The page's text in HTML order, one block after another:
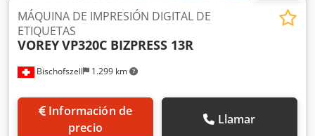
Bischofszell 1.299 km
MÁQUINA DE IMPRESIÓN DIGITAL DE
ETIQUETAS
VOREYVP320C BIZPRESS 13R
Información de
precio
Llamar